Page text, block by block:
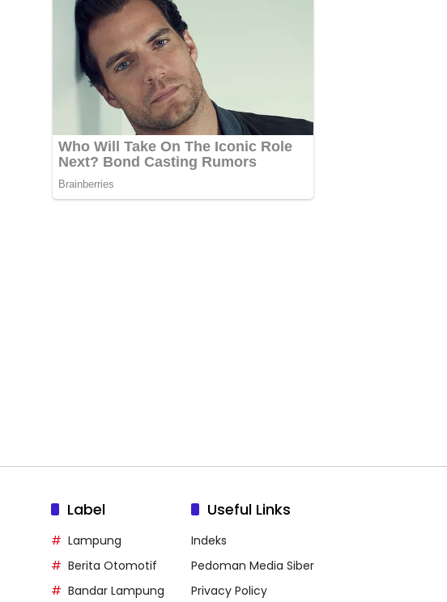
Label
Lampung
Berita Otomotif
Bandar Lampung
Useful Links
Indeks
Pedoman Media Siber
Privacy Policy